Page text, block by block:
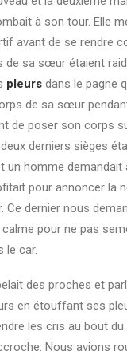
à son tour. Elle
avant de se rendre
de sa sœur étaient
pleurs dans le pagne
de sa sœur
de poser son corps
derniers sièges
un homme demandait
pour annoncer la
Ce dernier nous
pour ne pas
le car.
des proches et
en étouffant ses
les cris au bout du
Nous avions